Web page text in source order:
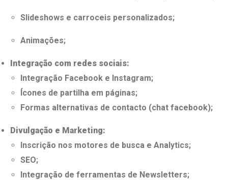
Slideshows e carroceis personalizados;
Animações;
Integração com redes sociais:
Integração Facebook e Instagram;
Ícones de partilha em páginas;
Formas alternativas de contacto (chat facebook);
Divulgação e Marketing:
Inscrição nos motores de busca e Analytics;
SEO;
Integração de ferramentas de Newsletters;